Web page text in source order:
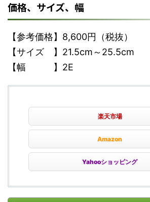
価格、サイズ、幅
【参考価格】8,600円（税抜）
【サイズ 】21.5cm～25.5cm
【幅 】2E
楽天市場
Amazon
Yahooショッピング